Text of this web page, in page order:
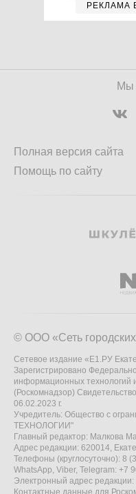
РЕКЛАМА
Мы
Полная версия сайта
Помощь по сайту
© ООО «Сеть
Сетевое издание «Е1.РУ
Зарегистрировано
информационных технологий
(Роскомнадзор)
06.02.2023 г.
Учредитель: Общество с
ТЕХНОЛОГИИ"
Главный редактор: Малкова
Адрес редакции: 620014,
Телефоны (круглосуточно): 8
WhatsApp, Viber, Telegram: +7
Электронный адрес редакции:
Контактные данные для